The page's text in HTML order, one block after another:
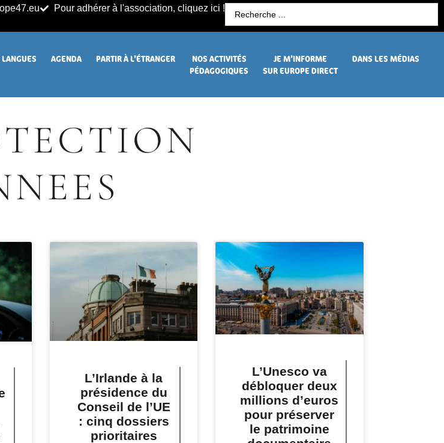
Pour adhérer à l'association, cliquez ici !
AGENDA PARTIR À L’ÉTRANGER
NOS ACTIVITÉS
PÉDAGOGIQUES
JE M’INFORME
SUR EUROPE DIRECT
DANS LES MÉDIAS
L’Irlande à la
présidence du
Conseil de l’UE
: cinq dossiers
prioritaires
L’Unesco va
débloquer deux
millions d’euros
pour préserver
le patrimoine